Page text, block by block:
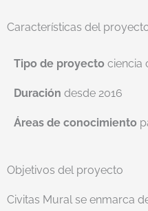
Características del
Tipo de proyecto ciencia
Duración desde 2016
Áreas de conocimiento
Objetivos del proyecto
Civitas Mural se enmarca